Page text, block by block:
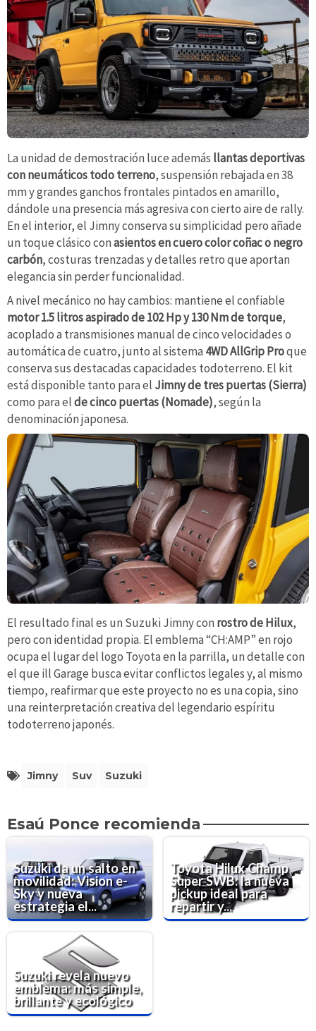
La unidad de demostración luce además llantas deportivas
con neumáticos todo terreno, suspensión rebajada en 38
mm y grandes ganchos frontales pintados en amarillo,
dándole una presencia más agresiva con cierto aire de rally.
En el interior, el Jimny conserva su simplicidad pero añade
un toque clásico conasientos en cuero color coñac o negro
carbón, costuras trenzadas y detalles retro que aportan
elegancia sin perder funcionalidad.
A nivel mecánico no hay cambios: mantiene el confiable
motor 1.5 litros aspirado de 102 Hp y 130 Nm de torque,
acoplado a transmisiones manual de cinco velocidades o
automática de cuatro, junto al sistema 4WD AllGrip Proque
conserva sus destacadas capacidades todoterreno. El kit
está disponible tanto para el Jimny de tres puertas (Sierra)
como para elde cinco puertas (Nomade), según la
denominación japonesa.
El resultado final es un Suzuki Jimny con rostro de Hilux,
pero con identidad propia. El emblema “CH:AMP” en rojo
ocupa el lugar del logo Toyota en la parrilla, un detalle con
el que ill Garage busca evitar conflictos legales y, al mismo
tiempo, reafirmar que este proyecto no es una copia, sino
una reinterpretación creativa del legendario espíritu
todoterreno japonés.
Jimny Suv Suzuki
Esaú Ponce recomienda
Suzuki da un salto en
movilidad: Vision e-
Sky y nueva
estrategia el...
Toyota Hilux Champ
Super SWB: la nueva
pickup ideal para
repartir y...
Suzuki revela nuevo
emblema: más simple,
brillante y ecológico